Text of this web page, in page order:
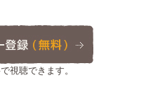
視聴できます。